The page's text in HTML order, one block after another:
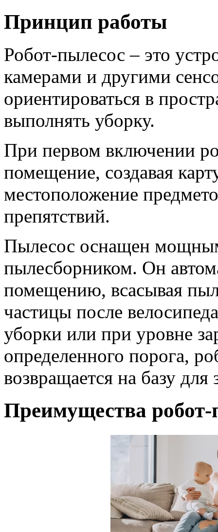
Принцип работы
Робот-пылесос – это
камерами и другими
ориентироваться в
выполнять уборку.
При первом включении
помещение, создавая
местоположение
препятствий.
Пылесос оснащен
пылесборником. Он
помещению, всасывая
частицы после
уборки или при уровне
определенного порога,
возвращается на базу для
Преимущества робот-